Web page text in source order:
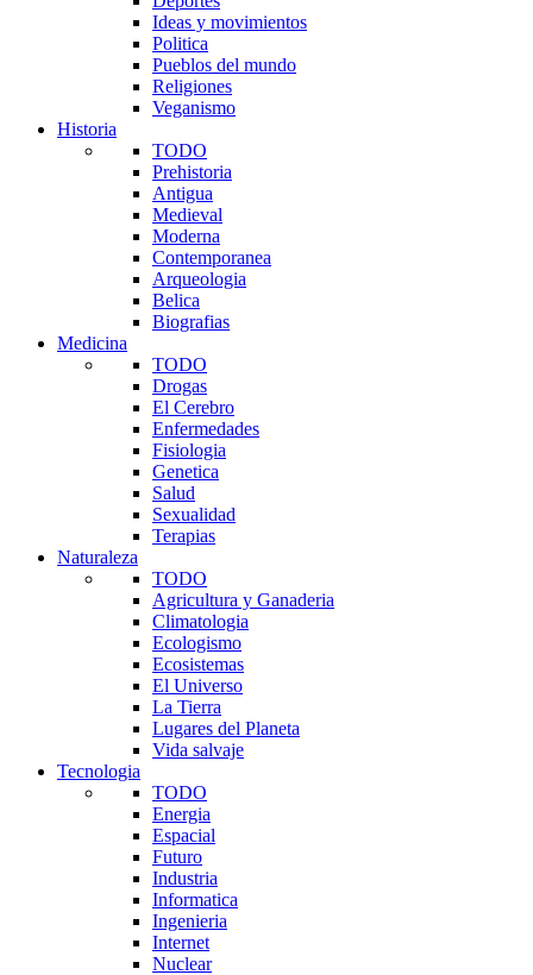
Ideas y movimientos
Politica
Pueblos del mundo
Religiones
Veganismo
Historia
TODO
Prehistoria
Antigua
Medieval
Moderna
Contemporanea
Arqueologia
Belica
Biografias
Medicina
TODO
Drogas
El Cerebro
Enfermedades
Fisiologia
Genetica
Salud
Sexualidad
Terapias
Naturaleza
TODO
Agricultura y Ganaderia
Climatologia
Ecologismo
Ecosistemas
El Universo
La Tierra
Lugares del Planeta
Vida salvaje
Tecnologia
TODO
Energia
Espacial
Futuro
Industria
Informatica
Ingenieria
Internet
Nuclear